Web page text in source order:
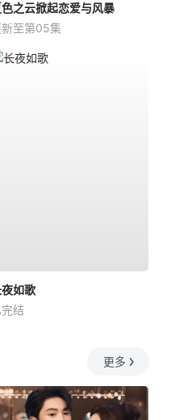
之云掀起恋爱与风暴
新至第05集
如歌
结
更多